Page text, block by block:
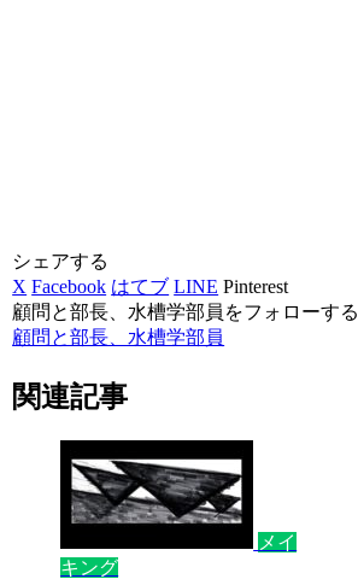
シェアする
X Facebook はてブ LINE Pinterest
顧問と部長、水槽学部員をフォローする
顧問と部長、水槽学部員
関連記事
メイ
キング